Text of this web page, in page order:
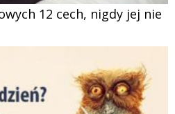
12 cech, nigdy jej nie